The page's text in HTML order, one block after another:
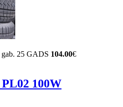
gab. 25 GADS 104.00€
100W